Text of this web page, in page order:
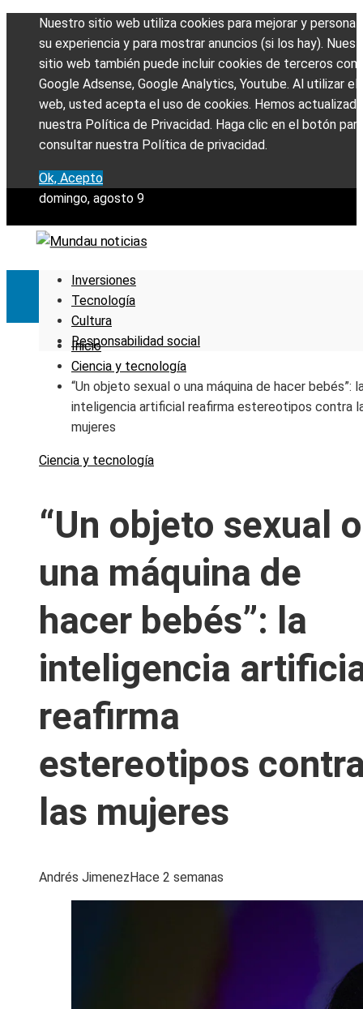
Nuestro sitio web utiliza cookies para mejorar y
su experiencia y para mostrar anuncios (si los hay).
sitio web también puede incluir cookies de terceros
Google Adsense, Google Analytics, Youtube. Al utilizar el
web, usted acepta el uso de cookies. Hemos actualizado
nuestra Política de Privacidad. Haga clic en el botón para
consultar nuestra Política de privacidad.
Ok, Acepto
domingo, agosto 9
Inversiones
Tecnología
Cultura
Responsabilidad social
Inicio
Ciencia y tecnología
“Un objeto sexual o una máquina de hacer bebés”:
inteligencia artificial reafirma estereotipos contra
mujeres
Ciencia y tecnología
“Un objeto sexual o
una máquina de
hacer bebés”: la
inteligencia
reafirma
estereotipos
las mujeres
Andrés Jimenez Hace 2 semanas